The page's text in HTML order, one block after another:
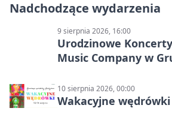
Nadchodzące wydarzenia
9 sierpnia 2026, 16:00
Urodzinowe
Music Company w
10 sierpnia 2026, 00:00
Wakacyjne wędrówki